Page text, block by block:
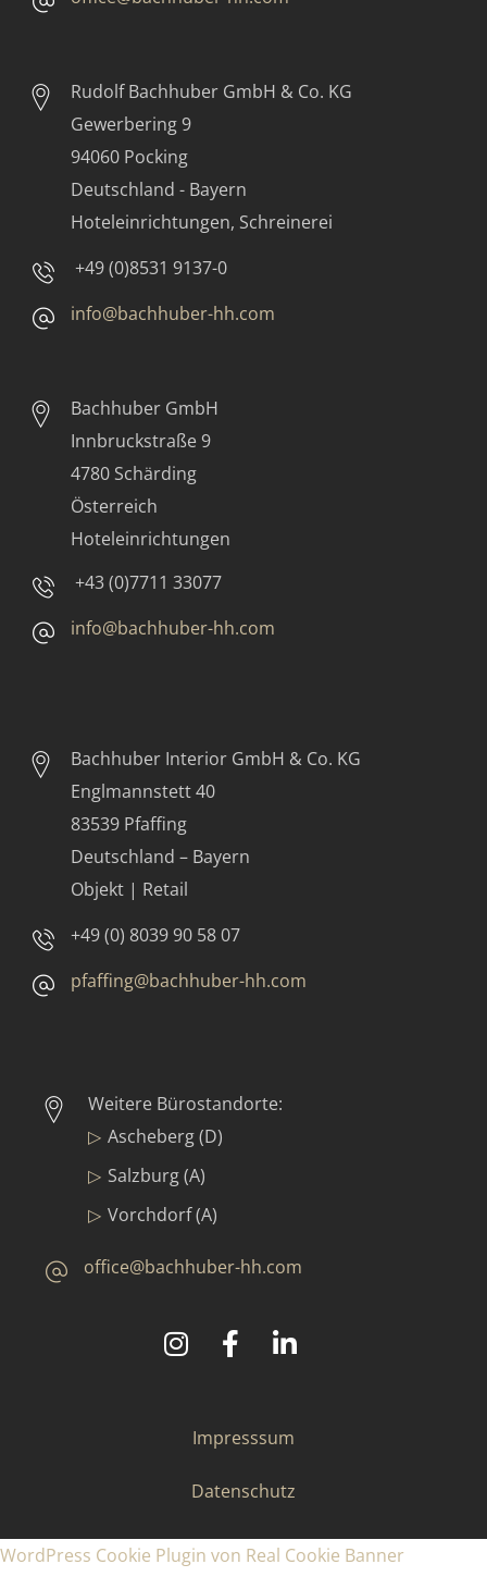
Rudolf Bachhuber GmbH & Co. KG
Gewerbering 9
94060 Pocking
Deutschland - Bayern
Hoteleinrichtungen, Schreinerei
+49 (0)8531 9137-0
info@bachhuber-hh.com
Bachhuber GmbH
Innbruckstraße 9
4780 Schärding
Österreich
Hoteleinrichtungen
+43 (0)7711 33077
info@bachhuber-hh.com
Bachhuber Interior GmbH & Co. KG
Englmannstett 40
83539 Pfaffing
Deutschland – Bayern
Objekt | Retail
+49 (0) 8039 90 58 07
pfaffing@bachhuber-hh.com
Weitere Bürostandorte:
Ascheberg (D)
Salzburg (A)
Vorchdorf (A)
office@bachhuber-hh.com
Bachhuber Contract GmbH & Co. KG
Impresssum
Datenschutz
WordPress Cookie Plugin von Real Cookie Banner